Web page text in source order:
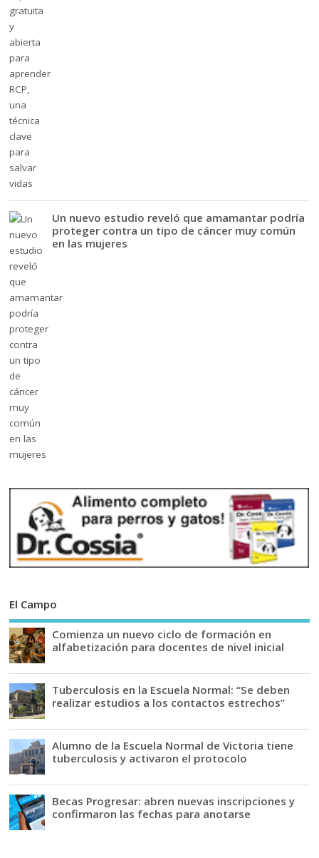
Un nuevo estudio reveló que amamantar podría
proteger contra un tipo de cáncer muy común
en las mujeres
El Campo
Comienza un nuevo ciclo de formación en
alfabetización para docentes de nivel inicial
Tuberculosis en la Escuela Normal: “Se deben
realizar estudios a los contactos estrechos”
Alumno de la Escuela Normal de Victoria tiene
tuberculosis y activaron el protocolo
Becas Progresar: abren nuevas inscripciones y
confirmaron las fechas para anotarse